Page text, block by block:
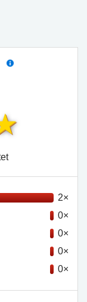
2×
0×
0×
0×
0×